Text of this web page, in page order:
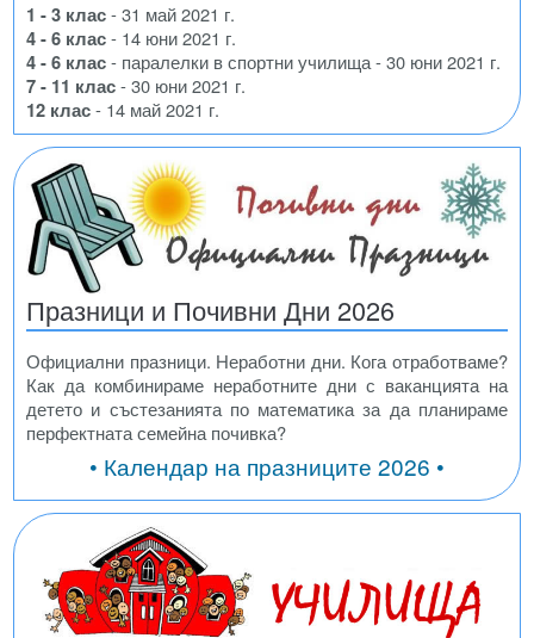
1 - 3 клас- 31 май 2021 г.
4 - 6 клас- 14 юни 2021 г.
4 - 6 клас- паралелки в спортни училища - 30 юни 2021 г.
7 - 11 клас- 30 юни 2021 г.
12 клас- 14 май 2021 г.
Празници и Почивни Дни 2026
Официални празници. Неработни дни. Кога отработваме?
Как да комбинираме неработните дни с ваканцията на
детето и състезанията по математика за да планираме
перфектната семейна почивка?
• Календар на празниците 2026 •